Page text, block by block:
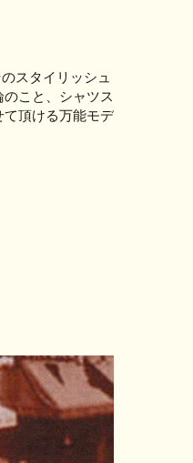
スタイリッシュ
こと、シャツス
て頂ける万能モデ